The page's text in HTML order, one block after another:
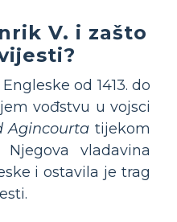
V. i zašto
od 1413. do
vođstvu u vojsci
Agincourta tijekom
Njegova vladavina
i ostavila je trag